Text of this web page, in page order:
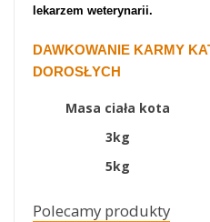
lekarzem weterynarii.
DAWKOWANIE KARMY
DOROSŁYCH
Masa ciała kota
3kg
5kg
Polecamy produkty